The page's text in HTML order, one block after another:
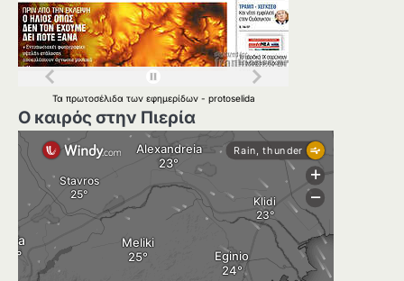
Τα πρωτοσέλιδα των εφημερίδων - protoselida
Ο καιρός στην Πιερία